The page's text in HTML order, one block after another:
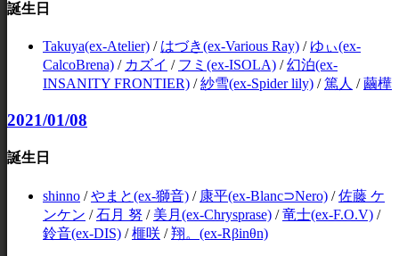
誕生日
Takuya(ex-Atelier) / はづき(ex-Various Ray) / ゆぃ(ex-
CalcoBrena) / カズイ / フミ(ex-ISOLA) /幻泊(ex-
INSANITY FRONTIER) /紗雪(ex-Spider lily) /篤人 /繭樺
2021/01/08
誕生日
shinno /やまと(ex-獅音) / 康平(ex-Blanc⊃Nero) /佐藤 ケ
ンケン /石月 努 / 美月(ex-Chrysprase) /竜士(ex-F.O.V) /
鈴音(ex-DIS) /榧咲 /翔。(ex-Rβinθn)